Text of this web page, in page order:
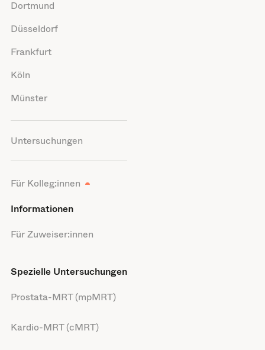
Dortmund
Düsseldorf
Frankfurt
Köln
Münster
Untersuchungen
Für Kolleg:innen
Informationen
Für Zuweiser:innen
Spezielle Untersuchungen
Prostata-MRT (mpMRT)
Kardio-MRT (cMRT)